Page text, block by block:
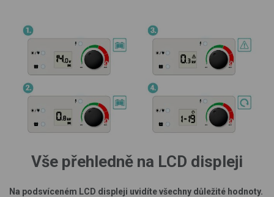
Vše přehledně na LCD displeji
Na podsvíceném LCD displeji uvidíte všechny důležité hodnoty.